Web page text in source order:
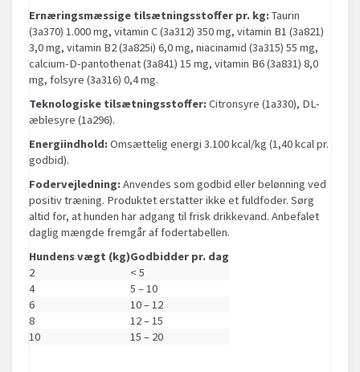
Ernæringsmæssige tilsætningsstoffer pr. kg:Taurin
(3a370) 1.000 mg, vitamin C (3a312) 350 mg, vitamin B1 (3a821)
3,0 mg, vitamin B2 (3a825i) 6,0 mg, niacinamid (3a315) 55 mg,
calcium-D-pantothenat (3a841) 15 mg, vitamin B6 (3a831) 8,0
mg, folsyre (3a316) 0,4 mg.
Teknologiske tilsætningsstoffer:Citronsyre (1a330), DL-
æblesyre (1a296).
Energiindhold:Omsættelig energi 3.100 kcal/kg (1,40 kcal pr.
godbid).
Fodervejledning:Anvendes som godbid eller belønning ved
positiv træning. Produktet erstatter ikke et fuldfoder. Sørg
altid for, at hunden har adgang til frisk drikkevand. Anbefalet
daglig mængde fremgår af fodertabellen.
Hundens vægt (kg)Godbidder pr. dag
2
< 5
4
5 – 10
6
10 – 12
8
12 – 15
10
15 – 20